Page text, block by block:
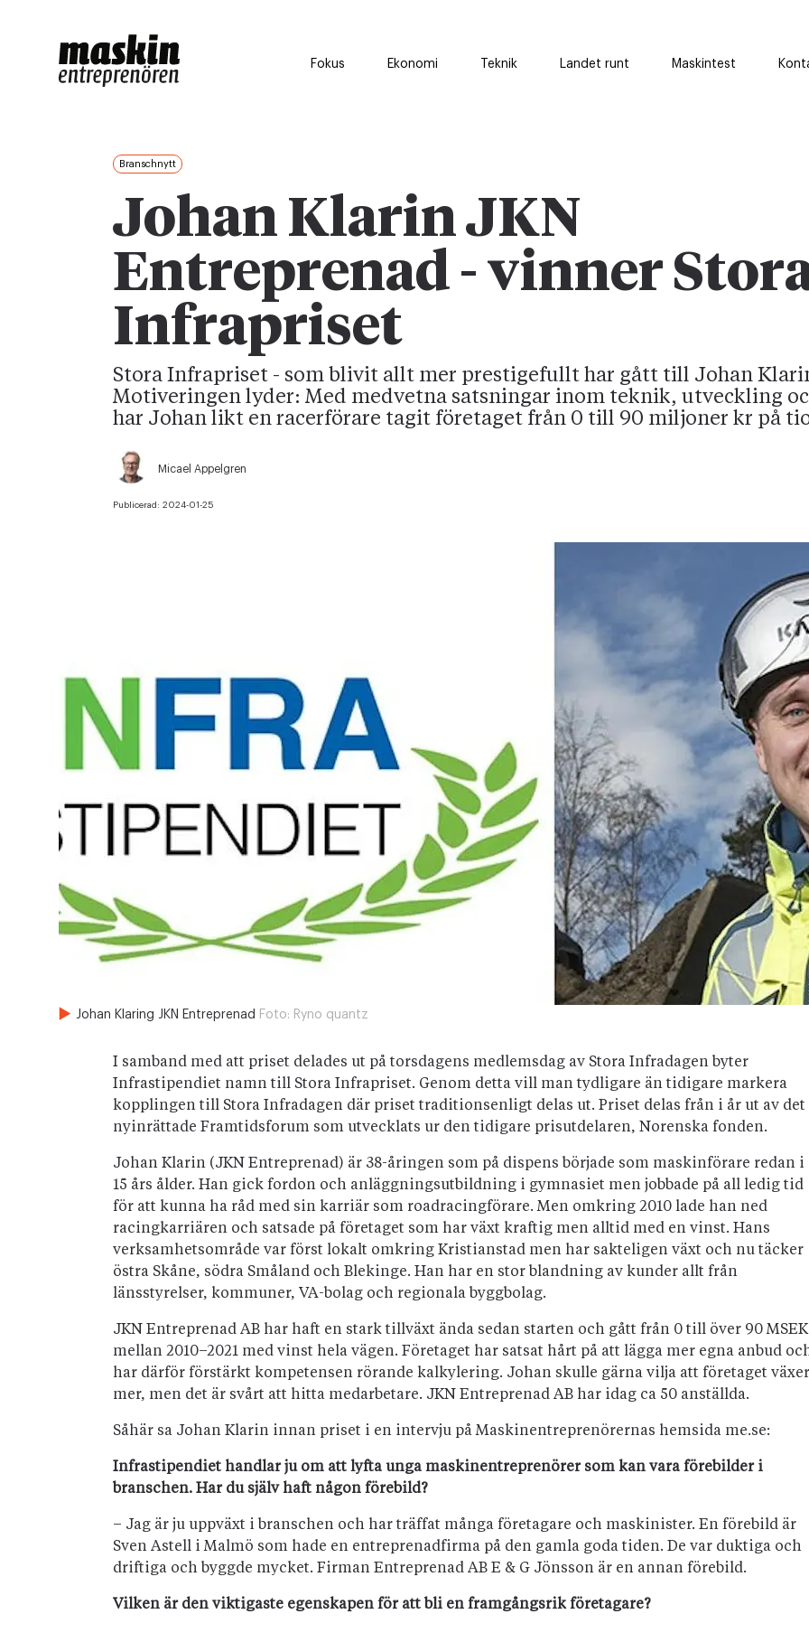
Fokus Ekonomi Teknik Landet runt Maskintest
Branschnytt
Johan Klarin JKN
Entreprenad - vinner
Infrapriset
Stora Infrapriset - som blivit allt mer prestigefullt har gått till Johan
Motiveringen lyder: Med medvetna satsningar inom teknik, utveckling
har Johan likt en racerförare tagit företaget från 0 till 90 miljoner kr på
Micael Appelgren
Publicerad: 2024-01-25
Johan Klaring JKN Entreprenad Foto: Ryno quantz
I samband med att priset delades ut på torsdagens medlemsdag av Stora Infradagen byter
Infrastipendiet namn till Stora Infrapriset. Genom detta vill man tydligare än tidigare markera
kopplingen till Stora Infradagen där priset traditionsenligt delas ut. Priset delas från i år ut av det
nyinrättade Framtidsforum som utvecklats ur den tidigare prisutdelaren, Norenska fonden.
Johan Klarin (JKN Entreprenad) är 38-åringen som på dispens började som maskinförare redan i
15 års ålder. Han gick fordon och anläggningsutbildning i gymnasiet men jobbade på all ledig tid
för att kunna ha råd med sin karriär som roadracingförare. Men omkring 2010 lade han ned
racingkarriären och satsade på företaget som har växt kraftig men alltid med en vinst. Hans
verksamhetsområde var först lokalt omkring Kristianstad men har sakteligen växt och nu täcker
östra Skåne, södra Småland och Blekinge. Han har en stor blandning av kunder allt från
länsstyrelser, kommuner, VA-bolag och regionala byggbolag.
JKN Entreprenad AB har haft en stark tillväxt ända sedan starten och gått från 0 till över 90 MSEK
mellan 2010–2021 med vinst hela vägen. Företaget har satsat hårt på att lägga mer egna anbud
har därför förstärkt kompetensen rörande kalkylering. Johan skulle gärna vilja att företaget växer
mer, men det är svårt att hitta medarbetare. JKN Entreprenad AB har idag ca 50 anställda.
Såhär sa Johan Klarin innan priset i en intervju på Maskinentreprenörernas hemsida me.se:
Infrastipendiet handlar ju om att lyfta unga maskinentreprenörer som kan vara förebilder i
branschen. Har du själv haft någon förebild?
– Jag är ju uppväxt i branschen och har träffat många företagare och maskinister. En förebild är
Sven Astell i Malmö som hade en entreprenadfirma på den gamla goda tiden. De var duktiga och
driftiga och byggde mycket. Firman Entreprenad AB E & G Jönsson är en annan förebild.
Vilken är den viktigaste egenskapen för att bli en framgångsrik företagare?